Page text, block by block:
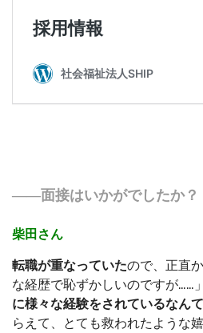
――面接はいかがでしたか？
柴田さん
転職が重なっていたので、正直
な経歴で恥ずかしいのですが……
に様々な経験をされているなん
らえて、とても救われたような